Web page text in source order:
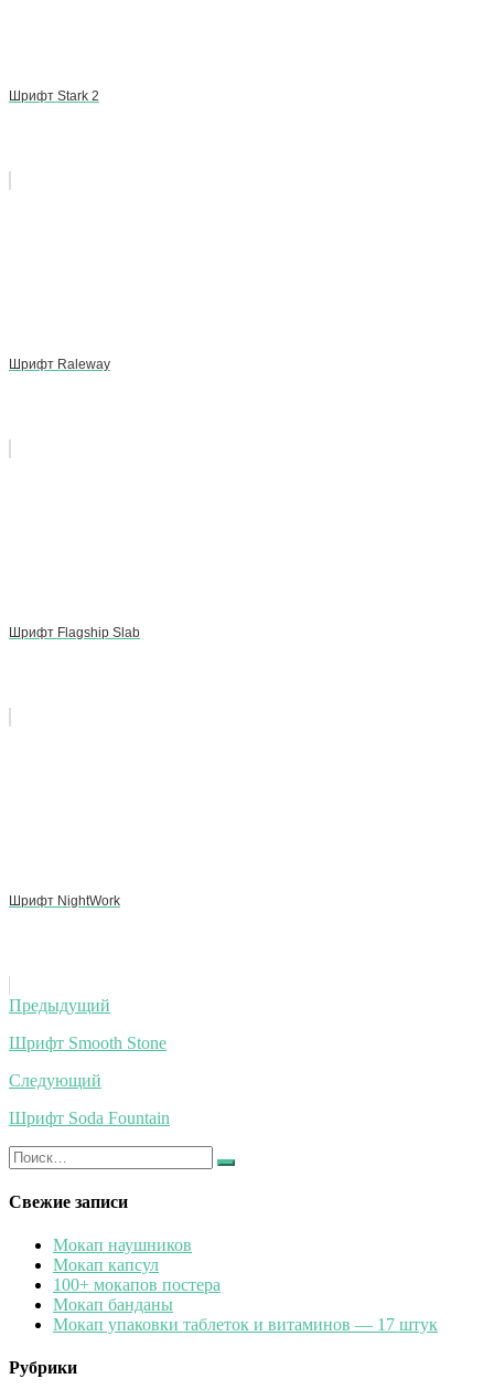
Шрифт Stark 2
Шрифт Raleway
Шрифт Flagship Slab
Шрифт NightWork
Навигация
по
записям
Предыдущий
Шрифт Smooth Stone
Следующий
Шрифт Soda Fountain
Искать:
Найти
Свежие записи
Мокап наушников
Мокап капсул
100+ мокапов постера
Мокап банданы
Мокап упаковки таблеток и витаминов — 17 штук
Рубрики